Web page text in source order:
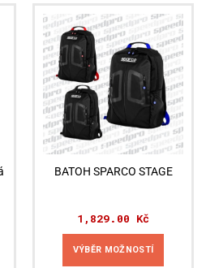
BATOH SPARCO STAGE
1,829.00 Kč
VÝBĚR MOŽNOSTÍ